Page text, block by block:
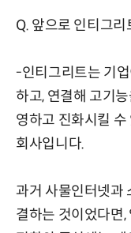
Q. 앞으로 인티그
-인티그리트는 기
하고, 연결해 고기
영하고 진화시킬
회사입니다.
과거 사물인터넷과
결하는 것이었다면,